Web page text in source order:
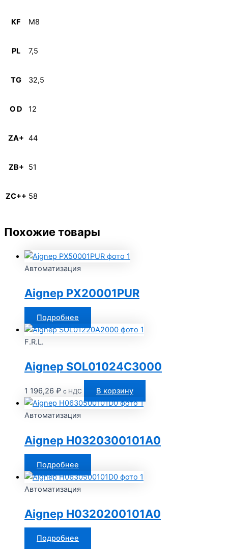
KF M8
PL 7,5
TG 32,5
O D 12
ZA+ 44
ZB+ 51
ZC++ 58
Похожие товары
Автоматизация
Aignep PX20001PUR
Подробнее
F.R.L.
Aignep SOL01024C3000
1 196,26 ₽ с НДС В корзину
Автоматизация
Aignep H0320300101A0
Подробнее
Автоматизация
Aignep H0320200101A0
Подробнее